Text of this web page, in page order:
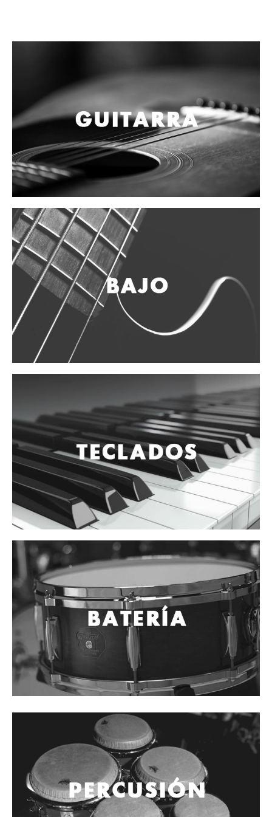
Accesorios
Percusión
Percusión Latina
Tambores
Redoblantes
Bombos
Kalimba
Xilófonos y liras
Campanas, lluvias y platillos
Herrajes y soportes
Cueros
Accesorios
Marcha
Redoblantes
Bombos
Multi-tenores
Platillos
Baquetas, mazos y bolillos
Pergaminos
Liras
Guiros
Vientos
Accesorios
Micrófonos
Mano alámbrico
Instrumento alámbrico
Inalámbrico de mano
Inalámbrico diadema y solapa
Inalámbrico para instrumento
Instalaciones
Cámara, computadora y celular
Pedestales y soportes
Accesorios